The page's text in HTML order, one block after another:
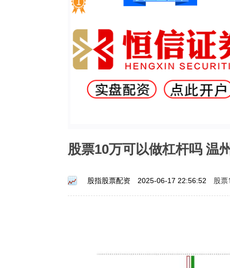
股票10万可以做杠杆吗 温
股指股票配资 2025-06-17 22:56:52 股